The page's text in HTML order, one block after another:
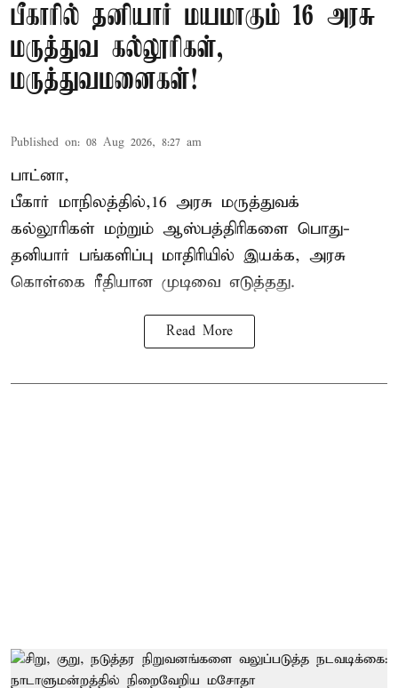
பீகாரில் தனியார் மயமாகும் 16 அரசு
மருத்துவ கல்லூரிகள்,
மருத்துவமனைகள்!
Published on: 08 Aug 2026, 8:27 am
பாட்னா,
பீகார் மாநிலத்தில்,16 அரசு மருத்துவக்
கல்லூரிகள் மற்றும் ஆஸ்பத்திரிகளை பொது-
தனியார் பங்களிப்பு மாதிரியில் இயக்க, அரசு
கொள்கை ரீதியான முடிவை எடுத்தது.
Read More